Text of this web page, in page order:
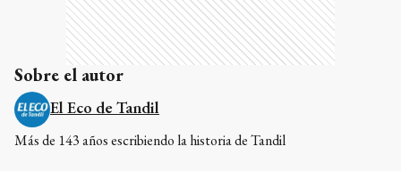
Sobre el autor
El Eco de Tandil
Más de 143 años escribiendo la historia de Tandil